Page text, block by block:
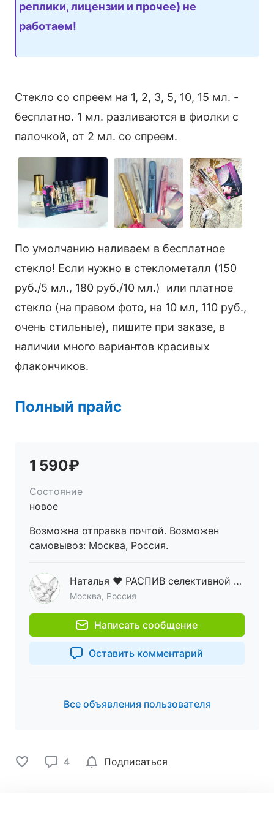
реплики, лицензии и прочее) не
работаем!
Стекло со спреем на 1, 2, 3, 5, 10, 15 мл. -
бесплатно. 1 мл. разливаются в фиолки с
палочкой, от 2 мл. со спреем.
По умолчанию наливаем в бесплатное
стекло! Если нужно в стеклометалл (150
руб./5 мл., 180 руб./10 мл.) или платное
стекло (на правом фото, на 10 мл, 110 руб.,
очень стильные), пишите при заказе, в
наличии много вариантов красивых
флакончиков.
Полный прайс
1 590₽
Состояние
новое
Возможна отправка почтой. Возможен
самовывоз: Москва, Россия.
Наталья ♥ РАСПИВ селективной парфюмерии ♥ ОРИГИНАЛ
Москва, Россия
Написать сообщение
Оставить комментарий
Все объявления пользователя
4 Подписаться